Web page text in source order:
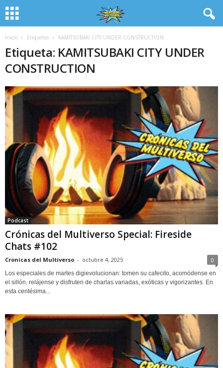
Inicio Etiquetas KAMITSUBAKI CITY UNDER CONSTRUCTION
Etiqueta: KAMITSUBAKI CITY UNDER
CONSTRUCTION
Podcast
Crónicas del Multiverso Special: Fireside
Chats #102
Cronicas del Multiverso - octubre 4, 2025 0
Los especiales de martes digievolucionan: tomen su cafecito, acomódense en
el sillón, relájense y disfruten de charlas variadas, exóticas y vigorizantes. En
esta centésima...